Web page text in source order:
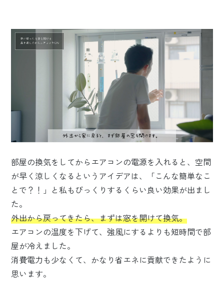
部屋の換気をしてからエアコンの電源を入れると、 空間
が早く涼しくなるというアイデアは、
「こんな簡単なこ
とで？！」と私もびっくりするくらい 良い効果が出まし
た。
外出から戻ってきたら、まずは窓を開けて換気。
エアコンの温度を下げて、強風にするよりも短時間で部
屋が冷えました。
消費電力も少なくて、かなり省エネに貢献できたように
思います。